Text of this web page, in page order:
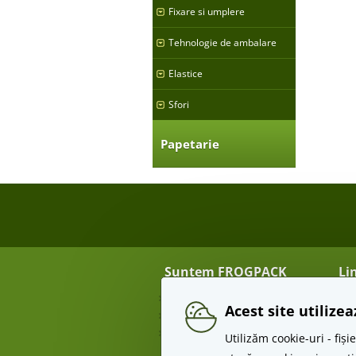
Fixare si umplere
Tehnologie de ambalare
Elastice
Sfori
Papetarie
Suntem FROGPACK
Contact
Angro
Acest site
Utilizăm cookie-uri -